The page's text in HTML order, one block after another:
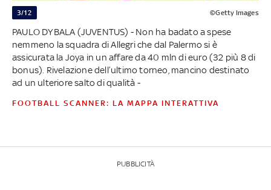
3/12 ©Getty Images
PAULO DYBALA (JUVENTUS) - Non ha badato a spese
nemmeno la squadra di Allegri che dal Palermo si è
assicurata la Joya in un affare da 40 mln di euro (32 più 8 di
bonus). Rivelazione dell’ultimo torneo, mancino destinato
ad un ulteriore salto di qualità -
FOOTBALL SCANNER: LA MAPPA INTERATTIVA
PUBBLICITÀ